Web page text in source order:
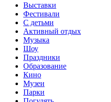
Выставки
Фестивали
С детьми
Активный отдых
Музыка
Шоу
Праздники
Образование
Кино
Музеи
Парки